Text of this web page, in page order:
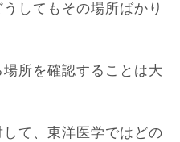
してもその場所ばかり
所を確認することは大
て、東洋医学ではどの